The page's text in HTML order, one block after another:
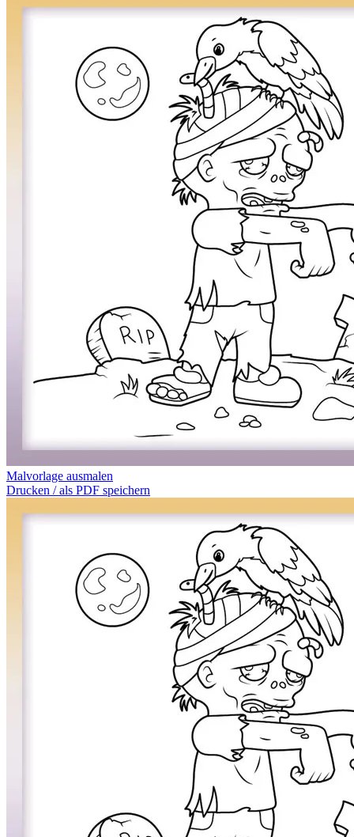
Malvorlage ausmalen
Drucken / als PDF speichern